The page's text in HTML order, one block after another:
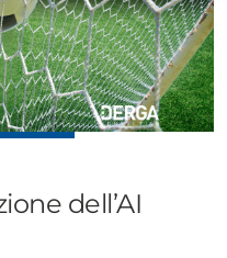
dell’AI